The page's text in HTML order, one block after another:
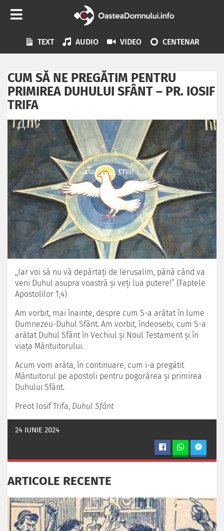
TEXT AUDIO VIDEO CENTENAR
CUM SĂ NE PREGĂTIM PENTRU
PRIMIREA DUHULUI SFÂNT – PR. IOSIF
TRIFA
,,Iar voi să nu vă depărtaţi de Ierusalim, până când va
veni Duhul asupra voastră şi veţi lua putere!” (Faptele
Apostolilor 1,4)
Am vorbit, mai înainte, despre cum S-a arătat în lume
Dumnezeu-Duhul Sfânt. Am vorbit, îndeosebi, cum S-a
arătat Duhul Sfânt în Vechiul şi Noul Testament şi în
viaţa Mântuitorului.
Acum vom arăta, în continuare, cum i-a pregătit
Mântuitorul pe apostoli pentru pogorârea şi primirea
Duhului Sfânt.
Preot Iosif Trifa, Duhul Sfânt
24 IUNIE 2024
ARTICOLE RECENTE